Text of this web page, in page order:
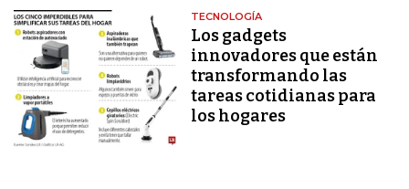
TECNOLOGÍA
Los gadgets
innovadores que están
transformando las
tareas cotidianas para
los hogares